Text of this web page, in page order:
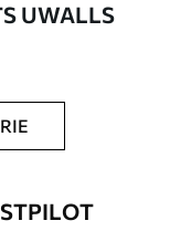
vernis
la durabilité
UWALLS